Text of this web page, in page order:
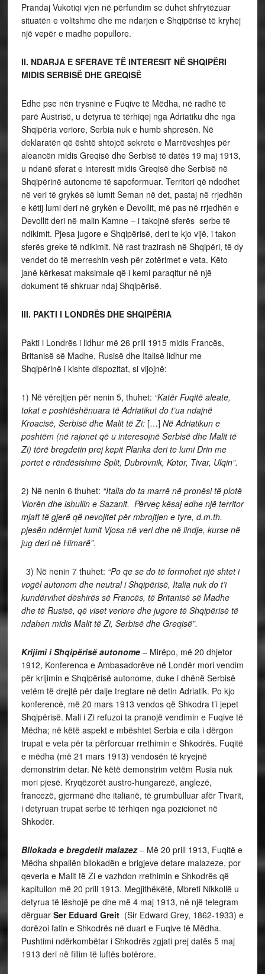
Prandaj Vukotiqi vjen në përfundim se duhet shfrytëzuar
situatën e volitshme dhe me ndarjen e Shqipërisë të kryhej
një vepër e madhe popullore.
II. NDARJA E SFERAVE TË INTERESIT NË SHQIPËRI
MIDIS SERBISË DHE GREQISË
Edhe pse nën trysninë e Fuqive të Mëdha, në radhë të
parë Austrisë, u detyrua të tërhiqej nga Adriatiku dhe nga
Shqipëria veriore, Serbia nuk e humb shpresën. Në
deklaratën që është shtojcë sekrete e Marrëveshjes për
aleancën midis Greqisë dhe Serbisë të datës 19 maj 1913,
u ndanë sferat e interesit midis Greqisë dhe Serbisë në
Shqipërinë autonome të sapoformuar. Territori që ndodhet
në veri të grykës së lumit Seman në det, pastaj në rrjedhën
e këtij lumi deri në grykën e Devollit, më pas në rrjedhën e
Devollit deri në malin Kamne – i takojnë sferës serbe të
ndikimit. Pjesa jugore e Shqipërisë, deri te kjo vijë, i takon
sferës greke të ndikimit. Në rast trazirash në Shqipëri, të dy
vendet do të merreshin vesh për zotërimet e veta. Këto
janë kërkesat maksimale që i kemi paraqitur në një
dokument të shkruar ndaj Shqipërisë.
III. PAKTI I LONDRËS DHE SHQIPËRIA
Pakti i Londrës i lidhur më 26 prill 1915 midis Francës,
Britanisë së Madhe, Rusisë dhe Italisë lidhur me
Shqipërinë i kishte dispozitat, si vijojnë:
1) Në vërejtjen për nenin 5, thuhet: “Katër Fuqitë aleate,
tokat e poshtëshënuara të Adriatikut do t’ua ndajnë
Kroacisë, Serbisë dhe Malit të Zi: […] Në Adriatikun e
poshtëm (në rajonet që u interesojnë Serbisë dhe Malit të
Zi) tërë bregdetin prej kepit Planka deri te lumi Drin me
portet e rëndësishme Split, Dubrovnik, Kotor, Tivar, Ulqin”.
2) Në nenin 6 thuhet: “Italia do ta marrë në pronësi të plotë
Vlorën dhe ishullin e Sazanit. Përveç kësaj edhe një territor
mjaft të gjerë që nevojitet për mbrojtjen e tyre, d.m.th.
pjesën ndërmjet lumit Vjosa në veri dhe në lindje, kurse në
jug deri në Himarë”.
3) Në nenin 7 thuhet: “Po qe se do të formohet një shtet i
vogël autonom dhe neutral i Shqipërisë, Italia nuk do t’i
kundërvihet dëshirës së Francës, të Britanisë së Madhe
dhe të Rusisë, që viset veriore dhe jugore të Shqipërisë të
ndahen midis Malit të Zi, Serbisë dhe Greqisë”.
Krijimi i Shqipërisë autonome– Mirëpo, më 20 dhjetor
1912, Konferenca e Ambasadorëve në Londër mori vendim
për krijimin e Shqipërisë autonome, duke i dhënë Serbisë
vetëm të drejtë për dalje tregtare në detin Adriatik. Po kjo
konferencë, më 20 mars 1913 vendos që Shkodra t’i jepet
Shqipërisë. Mali i Zi refuzoi ta pranojë vendimin e Fuqive të
Mëdha; në këtë aspekt e mbështet Serbia e cila i dërgon
trupat e veta për ta përforcuar rrethimin e Shkodrës. Fuqitë
e mëdha (më 21 mars 1913) vendosën të kryejnë
demonstrim detar. Në këtë demonstrim vetëm Rusia nuk
mori pjesë. Kryqëzorët austro-hungarezë, anglezë,
francezë, gjermanë dhe italianë, të grumbulluar afër Tivarit,
i detyruan trupat serbe të tërhiqen nga pozicionet në
Shkodër.
Bllokada e bregdetit malazez– Më 20 prill 1913, Fuqitë e
Mëdha shpallën bllokadën e brigjeve detare malazeze, por
qeveria e Malit të Zi e vazhdon rrethimin e Shkodrës që
kapitullon më 20 prill 1913. Megjithëkëtë, Mbreti Nikkollë u
detyrua të lëshojë pe dhe më 4 maj 1913, në një telegram
dërguar Ser Eduard Greit (Sir Edward Grey, 1862-1933) e
dorëzoi fatin e Shkodrës në duart e Fuqive të Mëdha.
Pushtimi ndërkombëtar i Shkodrës zgjati prej datës 5 maj
1913 deri në fillim të luftës botërore.